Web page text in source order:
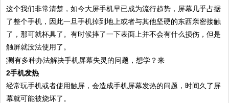
这个我们非常清楚，如今大屏手机早已成为流行趋势，屏幕几乎占据
了整个手机，因此一旦手机掉到地上或者与其他坚硬的东西亲密接触
了，那可就杯具了。有时候摔了一下表面上并不会有什么损伤，但是
触屏就没法使用了。
2手机发热
经常玩手机或者使用触屏，会造成手机屏幕发热的问题，时间久了屏
幕就可能被烧坏了。